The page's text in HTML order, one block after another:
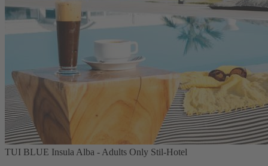
TUI BLUE Insula Alba - Adults Only Stil-Hotel